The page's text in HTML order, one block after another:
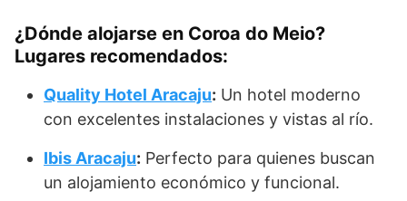
¿Dónde alojarse en Coroa do Meio?
Lugares recomendados:
Quality Hotel Aracaju: Un hotel moderno
con excelentes instalaciones y vistas al río.
Ibis Aracaju: Perfecto para quienes buscan
un alojamiento económico y funcional.